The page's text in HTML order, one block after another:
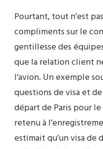
Pourtant, tout n’est
compliments sur le
gentillesse des
que la relation client
l’avion. Un exemple
questions de visa et
départ de Paris pour
retenu à
estimait qu’un visa